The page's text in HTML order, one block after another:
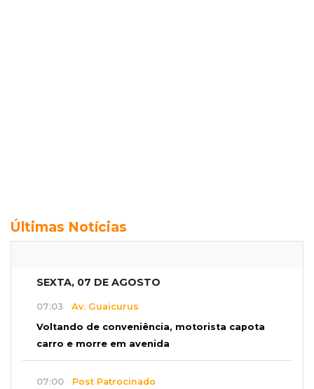
Últimas Notícias
SEXTA, 07 DE AGOSTO
07:03 Av. Guaicurus
Voltando de conveniência, motorista capota
carro e morre em avenida
07:00 Post Patrocinado